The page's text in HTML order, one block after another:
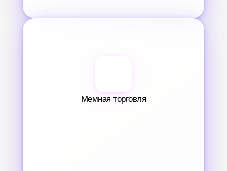
Мемная торговля